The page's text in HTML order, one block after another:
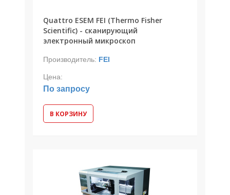
Quattro ESEM FEI (Thermo Fisher
Scientific) - сканирующий
электронный микроскоп
Производитель: FEI
Цена:
По запросу
В КОРЗИНУ